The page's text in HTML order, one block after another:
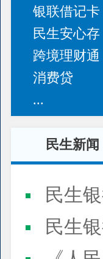
银联借记卡
民生安心存
跨境理财通
消费贷
...
民生新闻
民生
民生银行